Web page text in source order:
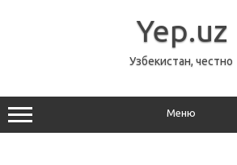
Yep.uz
Узбекистан, честно
Меню